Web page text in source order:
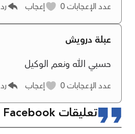
عدد الإعجابات إعجاب رد
عبلة درويش
حسبي الله ونعم الوكيل
عدد الإعجابات إعجاب رد
تعليقات Facebook